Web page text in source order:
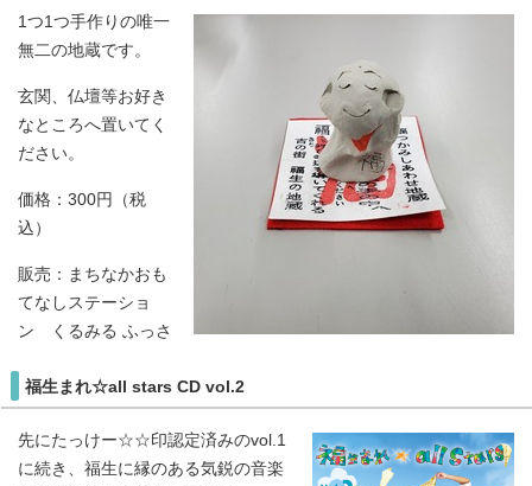
1つ1つ手作りの唯一
無二の地蔵です。
玄関、仏壇等お好き
なところへ置いてく
ださい。
価格：300円（税
込）
販売：まちなかおも
てなしステーショ
ン くるみる ふっさ
福生まれ☆all stars CD vol.2
先にたっけー☆☆印認定済みのvol.1
に続き、福生に縁のある気鋭の音楽